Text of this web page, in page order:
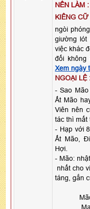
NÊN LÀM :
KIÊNG CỮ
ngòi
giường lót
việc khác
đối không
Xem ngày
NGOẠI LỆ
- Sao
Ất Mão
Viên nên
tác thì mất
- Hạp với
Ất Mão,
Hợi.
- Mão:
nhất cho
táng, gắn